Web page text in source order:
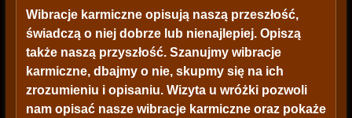
Wibracje karmiczne opisują naszą przeszłość,
świadczą o niej dobrze lub nienajlepiej. Opiszą
także naszą przyszłość. Szanujmy wibracje
karmiczne, dbajmy o nie, skupmy się na ich
zrozumieniu i opisaniu. Wizyta u wróżki pozwoli
nam opisać nasze wibracje karmiczne oraz pokaże